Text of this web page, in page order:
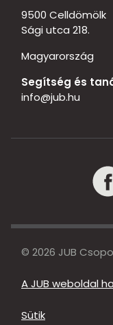
9500 Celldömölk
Sági utca 218.
Magyarország
Segítség és
info@jub.hu
© 2026 JUB
A JUB weboldal
Sütik